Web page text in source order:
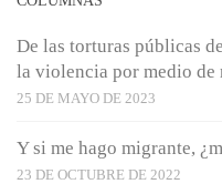
De las torturas públicas
la violencia por medio de
25 DE MAYO DE 2023
Y si me hago migrante,
23 DE OCTUBRE DE 2022